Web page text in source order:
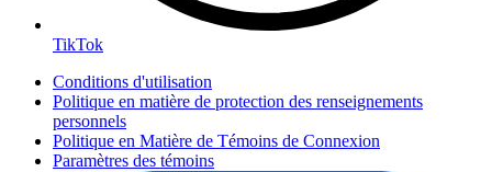
TikTok
Conditions d'utilisation
Politique en matière de protection des renseignements
personnels
Politique en Matière de Témoins de Connexion
Paramètres des témoins